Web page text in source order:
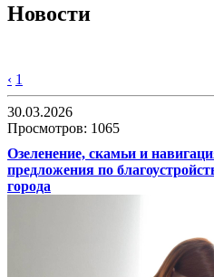
Новости
‹ 1
30.03.2026
Просмотров: 1065
Озеленение, скамьи и
предложения по
города